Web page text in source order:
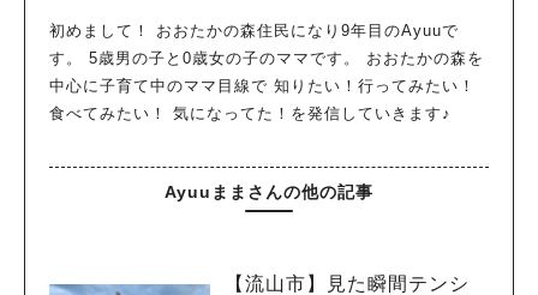
初めまして！ おおたかの森住民になり9年目のAyuuで
す。 5歳男の子と0歳女の子のママです。 おおたかの森を
中心に子育て中のママ目線で 知りたい！行ってみたい！
食べてみたい！ 気になってた！を発信していきます♪
Ayuuままさんの他の記事
【流山市】見た瞬間テンシ